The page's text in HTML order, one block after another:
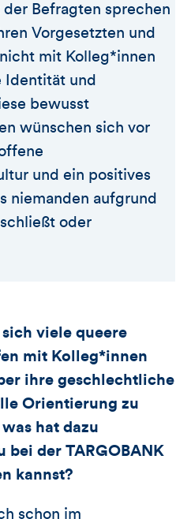
der Befragten sprechen
Vorgesetzten und
mit Kolleg*innen
Identität und
bewusst
wünschen sich vor
und ein positives
niemanden aufgrund
oder
viele queere
mit Kolleg*innen
ihre geschlechtliche
Orientierung zu
hat dazu
bei der TARGOBANK
kannst?
schon im